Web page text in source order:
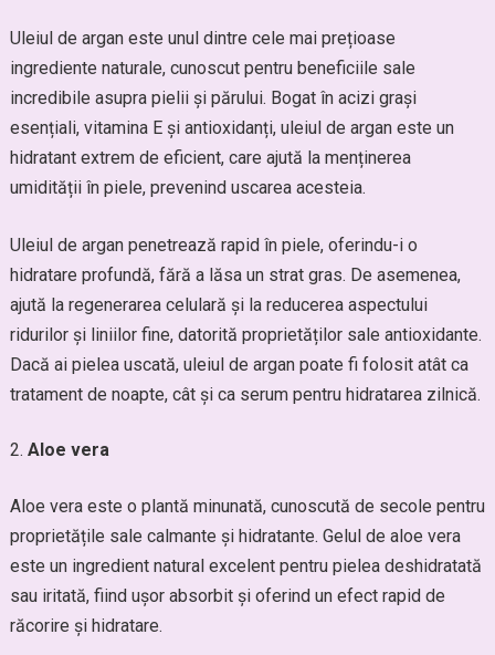
Uleiul de argan este unul dintre cele mai prețioase
ingrediente naturale, cunoscut pentru beneficiile sale
incredibile asupra pielii și părului. Bogat în acizi grași
esențiali, vitamina E și antioxidanți, uleiul de argan este un
hidratant extrem de eficient, care ajută la menținerea
umidității în piele, prevenind uscarea acesteia.
Uleiul de argan penetrează rapid în piele, oferindu-i o
hidratare profundă, fără a lăsa un strat gras. De asemenea,
ajută la regenerarea celulară și la reducerea aspectului
ridurilor și liniilor fine, datorită proprietăților sale antioxidante.
Dacă ai pielea uscată, uleiul de argan poate fi folosit atât ca
tratament de noapte, cât și ca serum pentru hidratarea zilnică.
Aloe vera
Aloe vera este o plantă minunată, cunoscută de secole pentru
proprietățile sale calmante și hidratante. Gelul de aloe vera
este un ingredient natural excelent pentru pielea deshidratată
sau iritată, fiind ușor absorbit și oferind un efect rapid de
răcorire și hidratare.